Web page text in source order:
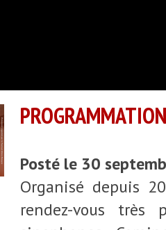
Posté le 30
Organisé depuis
rendez-vous très